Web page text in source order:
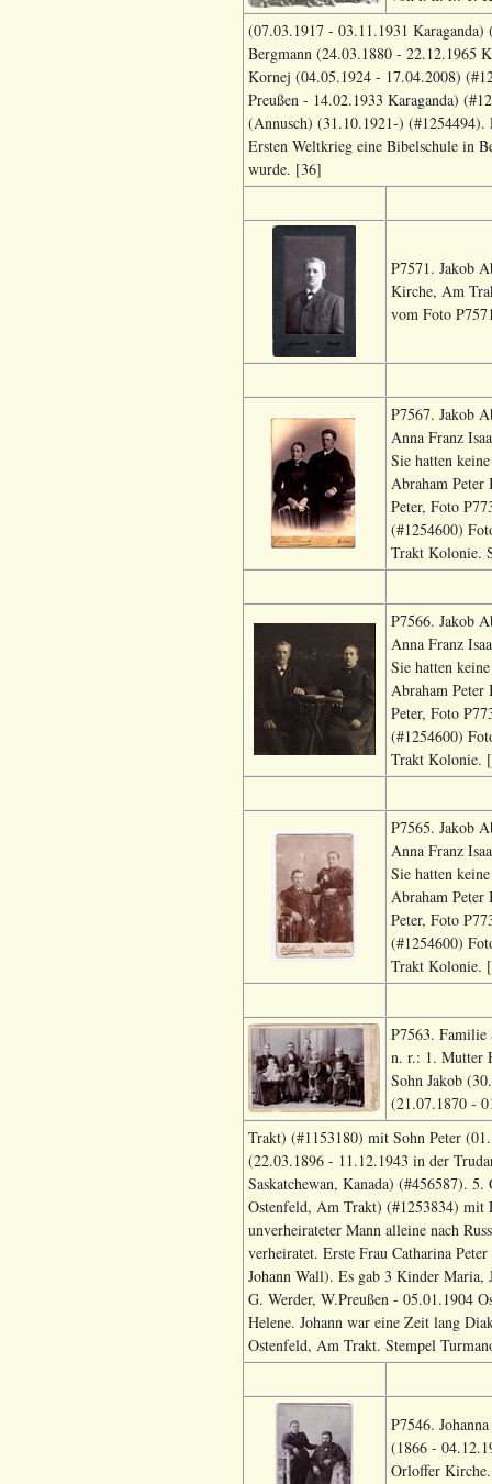
(07.03.1917 - 03.11.1931
Bergmann (24.03.1880 - 22.12.1965
Kornej (04.05.1924 - 17.04.2008)
Preußen - 14.02.1933 Karaganda)
(Annusch) (31.10.1921-)
Ersten Weltkrieg eine Bibelschule in
wurde. [36]
P7571. Jakob
Kirche, Am
vom Foto
P7567. Jakob
Anna Franz
Sie hatten
Abraham Peter
Peter, Foto
(#1254600)
Trakt Kolonie.
P7566. Jakob
Anna Franz
Sie hatten
Abraham Peter
Peter, Foto
(#1254600)
Trakt Kolonie.
P7565. Jakob
Anna Franz
Sie hatten
Abraham Peter
Peter, Foto
(#1254600)
Trakt Kolonie.
P7563.
n. r.: 1. Mutter
Sohn Jakob
(21.07.1870 -
Trakt) (#1153180) mit Sohn Peter
(22.03.1896 - 11.12.1943 in der
Saskatchewan, Kanada) (#456587).
Ostenfeld, Am Trakt) (#1253834) mit
unverheirateter Mann alleine nach
verheiratet. Erste Frau Catharina
Johann Wall). Es gab 3 Kinder Maria,
G. Werder, W.Preußen - 05.01.1904
Helene. Johann war eine Zeit lang
Ostenfeld, Am Trakt. Stempel
P7546.
(1866 -
Orloffer